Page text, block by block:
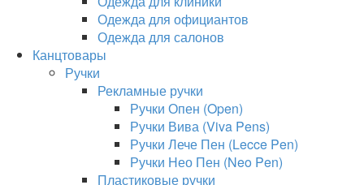
Одежда для официантов
Одежда для салонов
Канцтовары
Ручки
Рекламные ручки
Ручки Опен (Open)
Ручки Вива (Viva Pens)
Ручки Лече Пен (Lecce Pen)
Ручки Нео Пен (Neo Pen)
Пластиковые ручки